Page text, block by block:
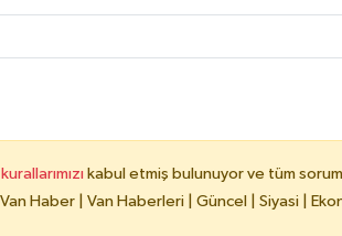
kabul etmiş bulunuyor ve tüm
Haber | Van Haberleri | Güncel | Siyasi |